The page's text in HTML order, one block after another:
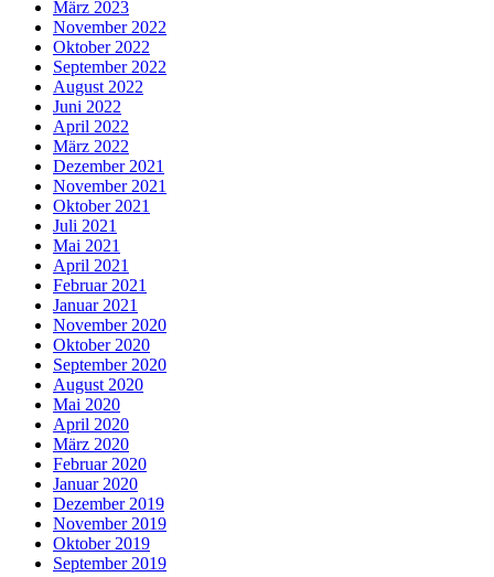
März 2023
November 2022
Oktober 2022
September 2022
August 2022
Juni 2022
April 2022
März 2022
Dezember 2021
November 2021
Oktober 2021
Juli 2021
Mai 2021
April 2021
Februar 2021
Januar 2021
November 2020
Oktober 2020
September 2020
August 2020
Mai 2020
April 2020
März 2020
Februar 2020
Januar 2020
Dezember 2019
November 2019
Oktober 2019
September 2019